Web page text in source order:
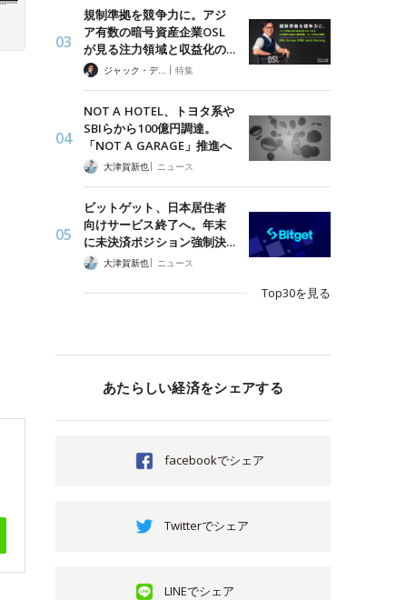
規制準拠を競争力に。アジ
ア有数の暗号資産企業OSL
が見る注力領域と収益化の…
ジャック・デロン（Jack Derong） | 特集
NOT A HOTEL、トヨタ系や
SBIらから100億円調達。
「NOT A GARAGE」推進へ
大津賀新也| ニュース
ビットゲット、日本居住者
向けサービス終了へ。年末
に未決済ポジション強制決…
大津賀新也| ニュース
Top30を見る
あたらしい経済をシェアする
facebookでシェア
Twitterでシェア
LINEでシェア